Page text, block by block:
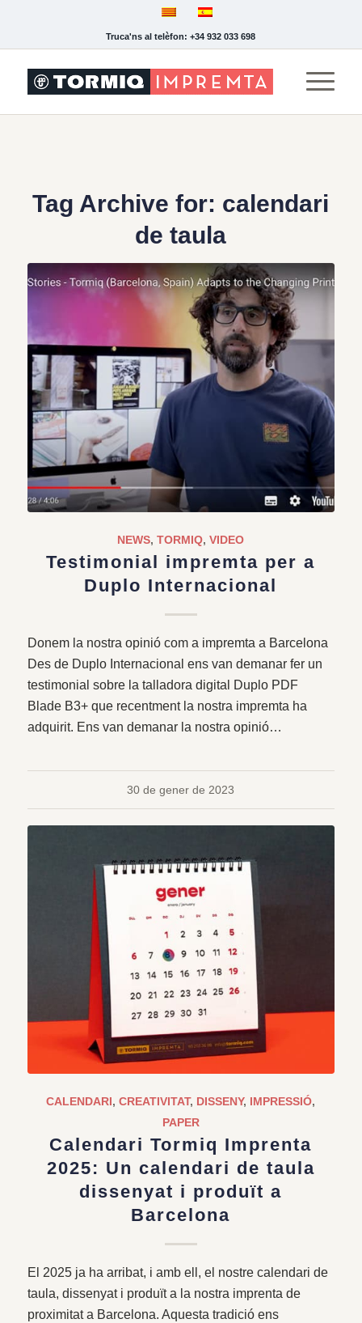
Truca'ns al telèfon: +34 932 033 698
Tag Archive for: calendari
de taula
NEWS,TORMIQ,VIDEO
Testimonial impremta per a
Duplo Internacional
Donem la nostra opinió com a impremta a Barcelona
Des de Duplo Internacional ens van demanar fer un
testimonial sobre la talladora digital Duplo PDF
Blade B3+ que recentment la nostra impremta ha
adquirit. Ens van demanar la nostra opinió…
30 de gener de 2023
CALENDARI,CREATIVITAT, DISSENY, IMPRESSIÓ,
PAPER
Calendari Tormiq Imprenta
2025: Un calendari de taula
dissenyat i produït a
Barcelona
El 2025 ja ha arribat, i amb ell, el nostre calendari de
taula, dissenyat i produït a la nostra imprenta de
proximitat a Barcelona. Aquesta tradició ens